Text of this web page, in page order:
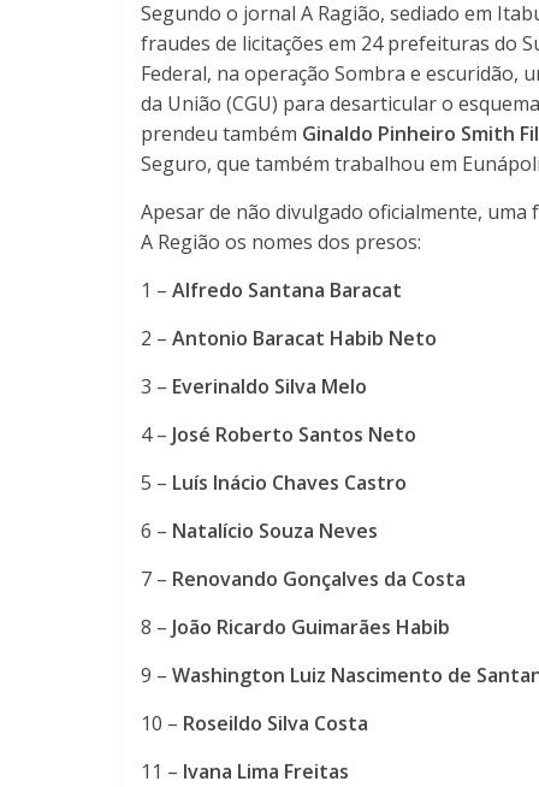
4 anos
Segundo o jornal A Ragião, sediado em
fraudes de licitações em 24 prefeituras do
Federal, na operação Sombra e escuridão,
da União (CGU) para desarticular o
prendeu também Ginaldo Pinheiro Smith
Seguro, que também trabalhou em
Apesar de não divulgado oficialmente,
A Região os nomes dos presos:
1 – Alfredo Santana Baracat
2 – Antonio Baracat Habib Neto
3 – Everinaldo Silva Melo
4 – José Roberto Santos Neto
5 – Luís Inácio Chaves Castro
6 – Natalício Souza Neves
7 – Renovando Gonçalves da Costa
8 – João Ricardo Guimarães Habib
9 – Washington Luiz Nascimento de
10 – Roseildo Silva Costa
11 – Ivana Lima Freitas